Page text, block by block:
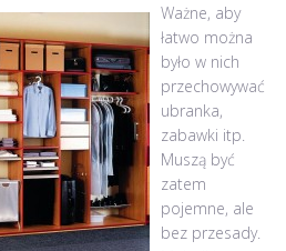
Ważne, aby
łatwo można
było w nich
przechowywać
ubranka,
zabawki itp.
Muszą być
zatem
pojemne, ale
bez przesady.